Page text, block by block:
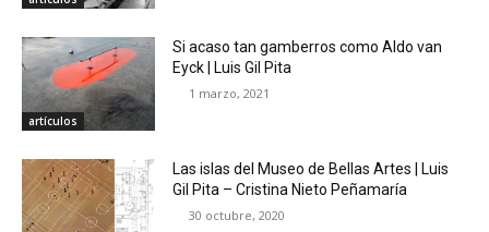
artículos
Si acaso tan gamberros como Aldo van
Eyck | Luis Gil Pita
1 marzo, 2021
Las islas del Museo de Bellas Artes | Luis
Gil Pita – Cristina Nieto Peñamaría
30 octubre, 2020